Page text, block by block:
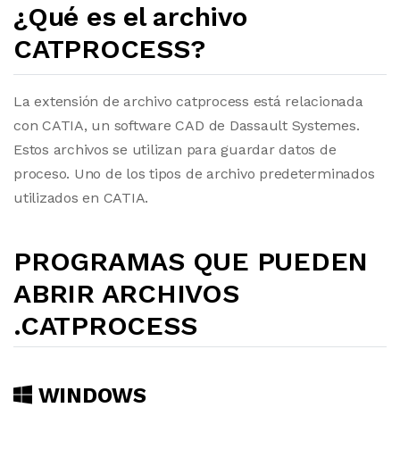
¿Qué es el archivo
CATPROCESS?
La extensión de archivo catprocess está relacionada
con CATIA, un software CAD de Dassault Systemes.
Estos archivos se utilizan para guardar datos de
proceso. Uno de los tipos de archivo predeterminados
utilizados en CATIA.
PROGRAMAS QUE PUEDEN
ABRIR ARCHIVOS
.CATPROCESS
WINDOWS